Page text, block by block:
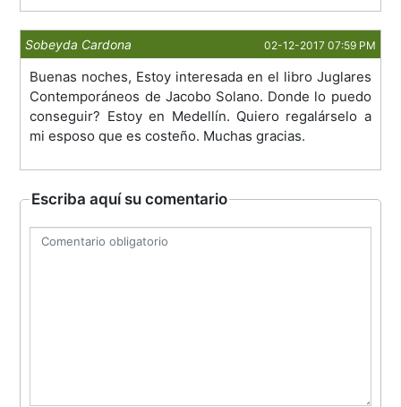
Sobeyda Cardona 02-12-2017 07:59 PM
Buenas noches, Estoy interesada en el libro Juglares
Contemporáneos de Jacobo Solano. Donde lo puedo
conseguir? Estoy en Medellín. Quiero regalárselo a
mi esposo que es costeño. Muchas gracias.
Escriba aquí su comentario